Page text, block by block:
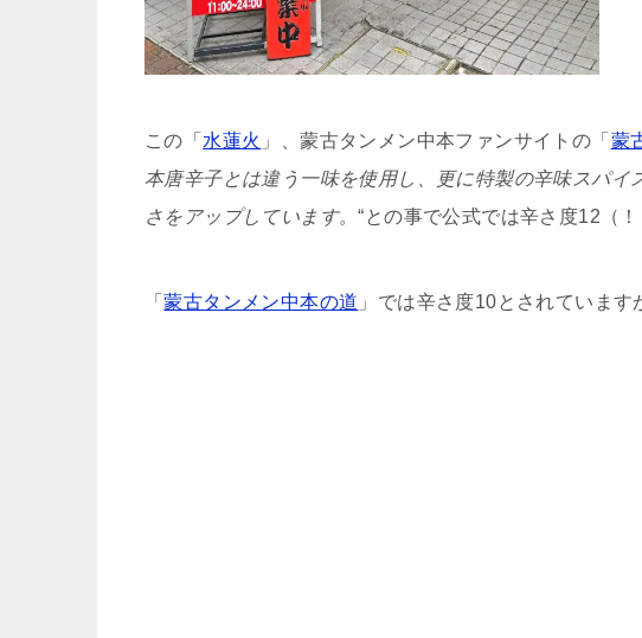
この「 水蓮火 」、蒙古タンメン中本ファンサイトの「 蒙
本唐辛子とは違う一味を使用し、更に特製の辛味スパ
さをアップしています。“との事で公式では辛さ度12（！
「蒙古タンメン中本の道 」では辛さ度10とされていま